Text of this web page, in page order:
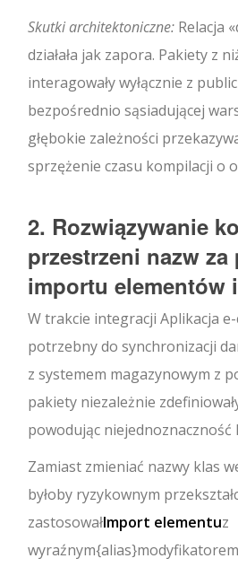
Skutki architektoniczne: Relacja
działała jak zapora. Pakiety z
interagowały wyłącznie z
bezpośrednio sąsiadującej
głębokie zależności
sprzężenie czasu kompilacji o
2. Rozwiązywanie
przestrzeni nazw za
importu elementów
W trakcie integracjiAplikacja
potrzebny do synchronizacji
z systemem magazynowym z
pakiety niezależnie
powodując
Zamiast zmieniać nazwy klas
byłoby ryzykownym
zastosowałImport elementuz
wyraźnym{alias}